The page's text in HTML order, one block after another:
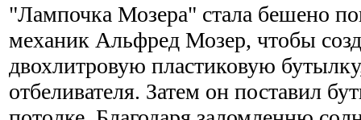
"Лампочка Мозера" стала бешено
механик Альфред Мозер, чтобы
двохлитровую пластиковую
отбеливателя. Затем он поставил